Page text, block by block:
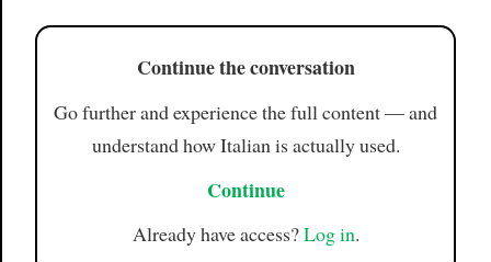
Continue the conversation
Go further and experience the full content — and
understand how Italian is actually used.
Continue
Already have access?Log in.